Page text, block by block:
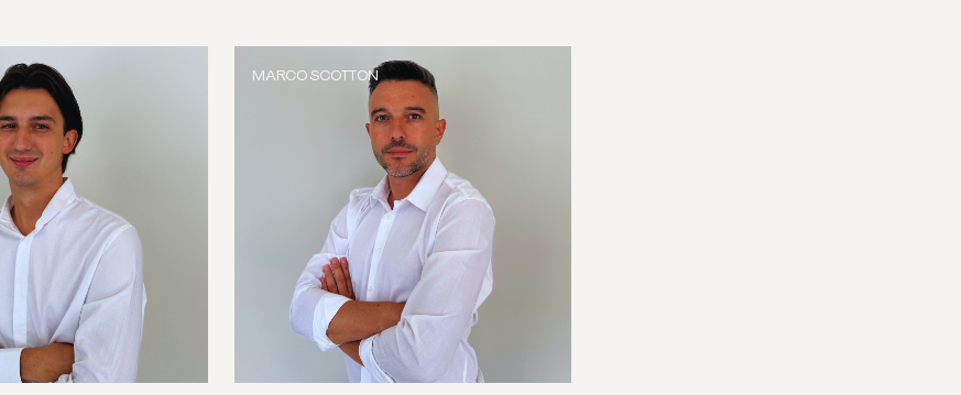
MARCO SCOTTON